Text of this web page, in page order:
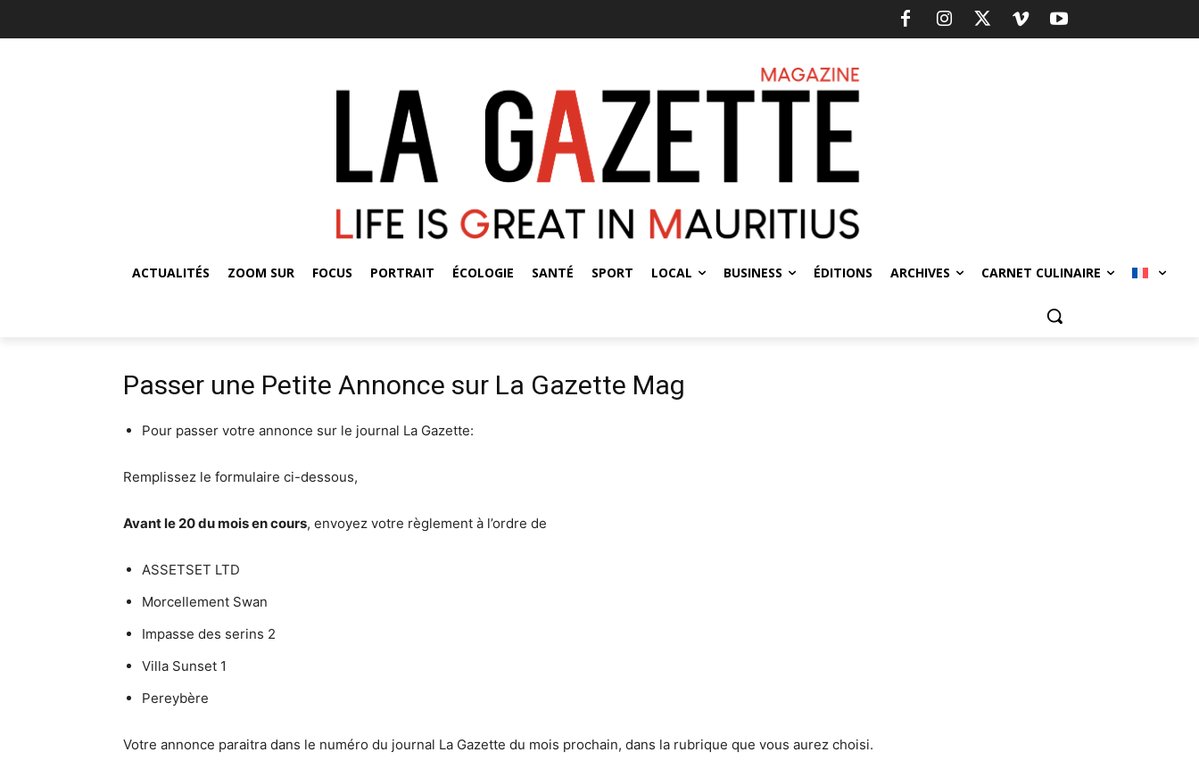
ACTUALITÉS ZOOM SUR FOCUS PORTRAIT ÉCOLOGIE SANTÉ SPORT LOCAL BUSINESS ÉDITIONS ARCHIVES CARNET CULINAIRE
Passer une Petite Annonce sur La Gazette Mag
Pour passer votre annonce sur le journal La Gazette:
Remplissez le formulaire ci-dessous,
Avant le 20 du mois en cours, envoyez votre règlement à l’ordre de
ASSETSET LTD
Morcellement Swan
Impasse des serins 2
Villa Sunset 1
Pereybère
Votre annonce paraitra dans le numéro du journal La Gazette du mois prochain, dans la rubrique que vous aurez choisi.